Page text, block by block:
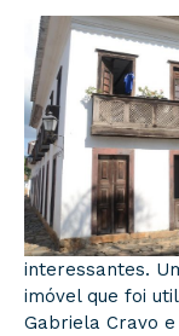
interessantes.
imóvel que foi
Gabriela Cravo